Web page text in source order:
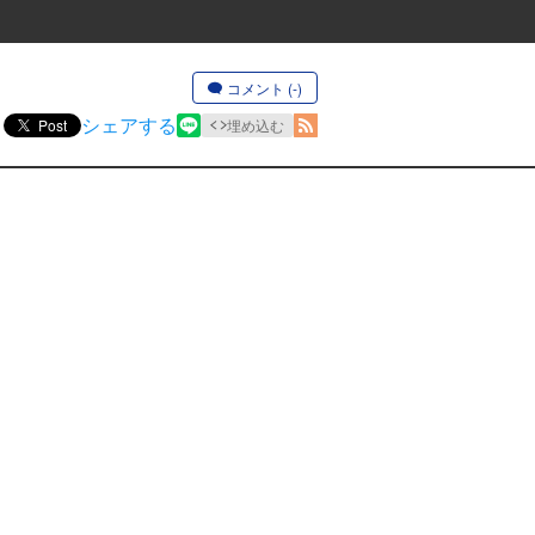
コメント (-)
Post シェアする 埋め込む